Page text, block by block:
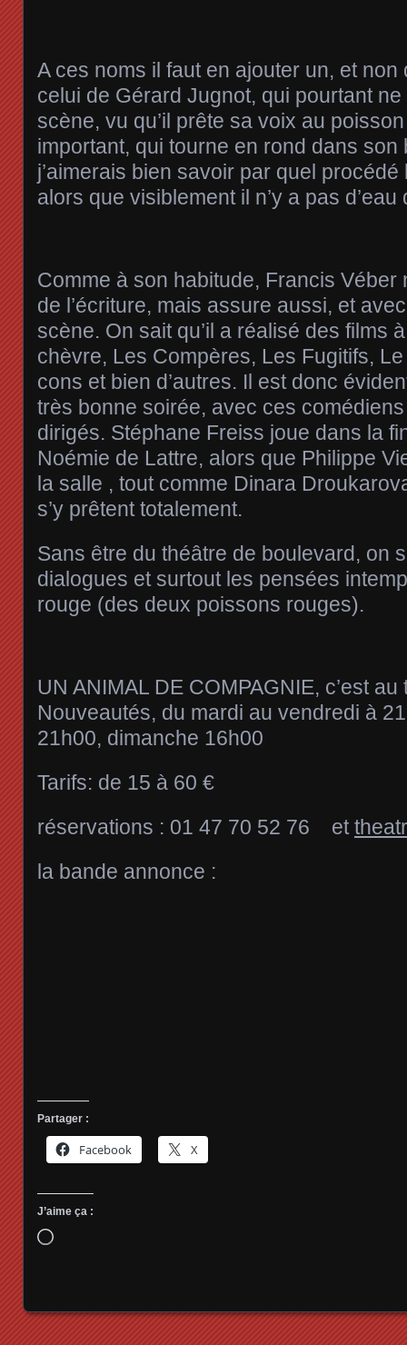
A ces noms il faut en ajouter un, et non
celui de Gérard Jugnot, qui pourtant
scène, vu qu’il prête sa voix au
important, qui tourne en rond dans son
j’aimerais bien savoir par quel procédé
alors que visiblement il n’y a pas
Comme à son habitude, Francis Véber
de l’écriture, mais assure aussi, et
scène. On sait qu’il a réalisé des films
chèvre, Les Compères, Les Fugitifs,
cons et bien d’autres. Il est donc
très bonne soirée, avec ces
dirigés. Stéphane Freiss joue dans la
Noémie de Lattre, alors que Philippe
la salle , tout comme Dinara
s’y prêtent totalement.
Sans être du théâtre de boulevard, on
dialogues et surtout les pensées
rouge (des deux poissons rouges).
UN ANIMAL DE COMPAGNIE, c’est
Nouveautés, du mardi au vendredi à
21h00, dimanche 16h00
Tarifs: de 15 à 60 €
réservations : 01 47 70 52 76 et
la bande annonce :
Partager :
Facebook X
J’aime ça :
Chargement…